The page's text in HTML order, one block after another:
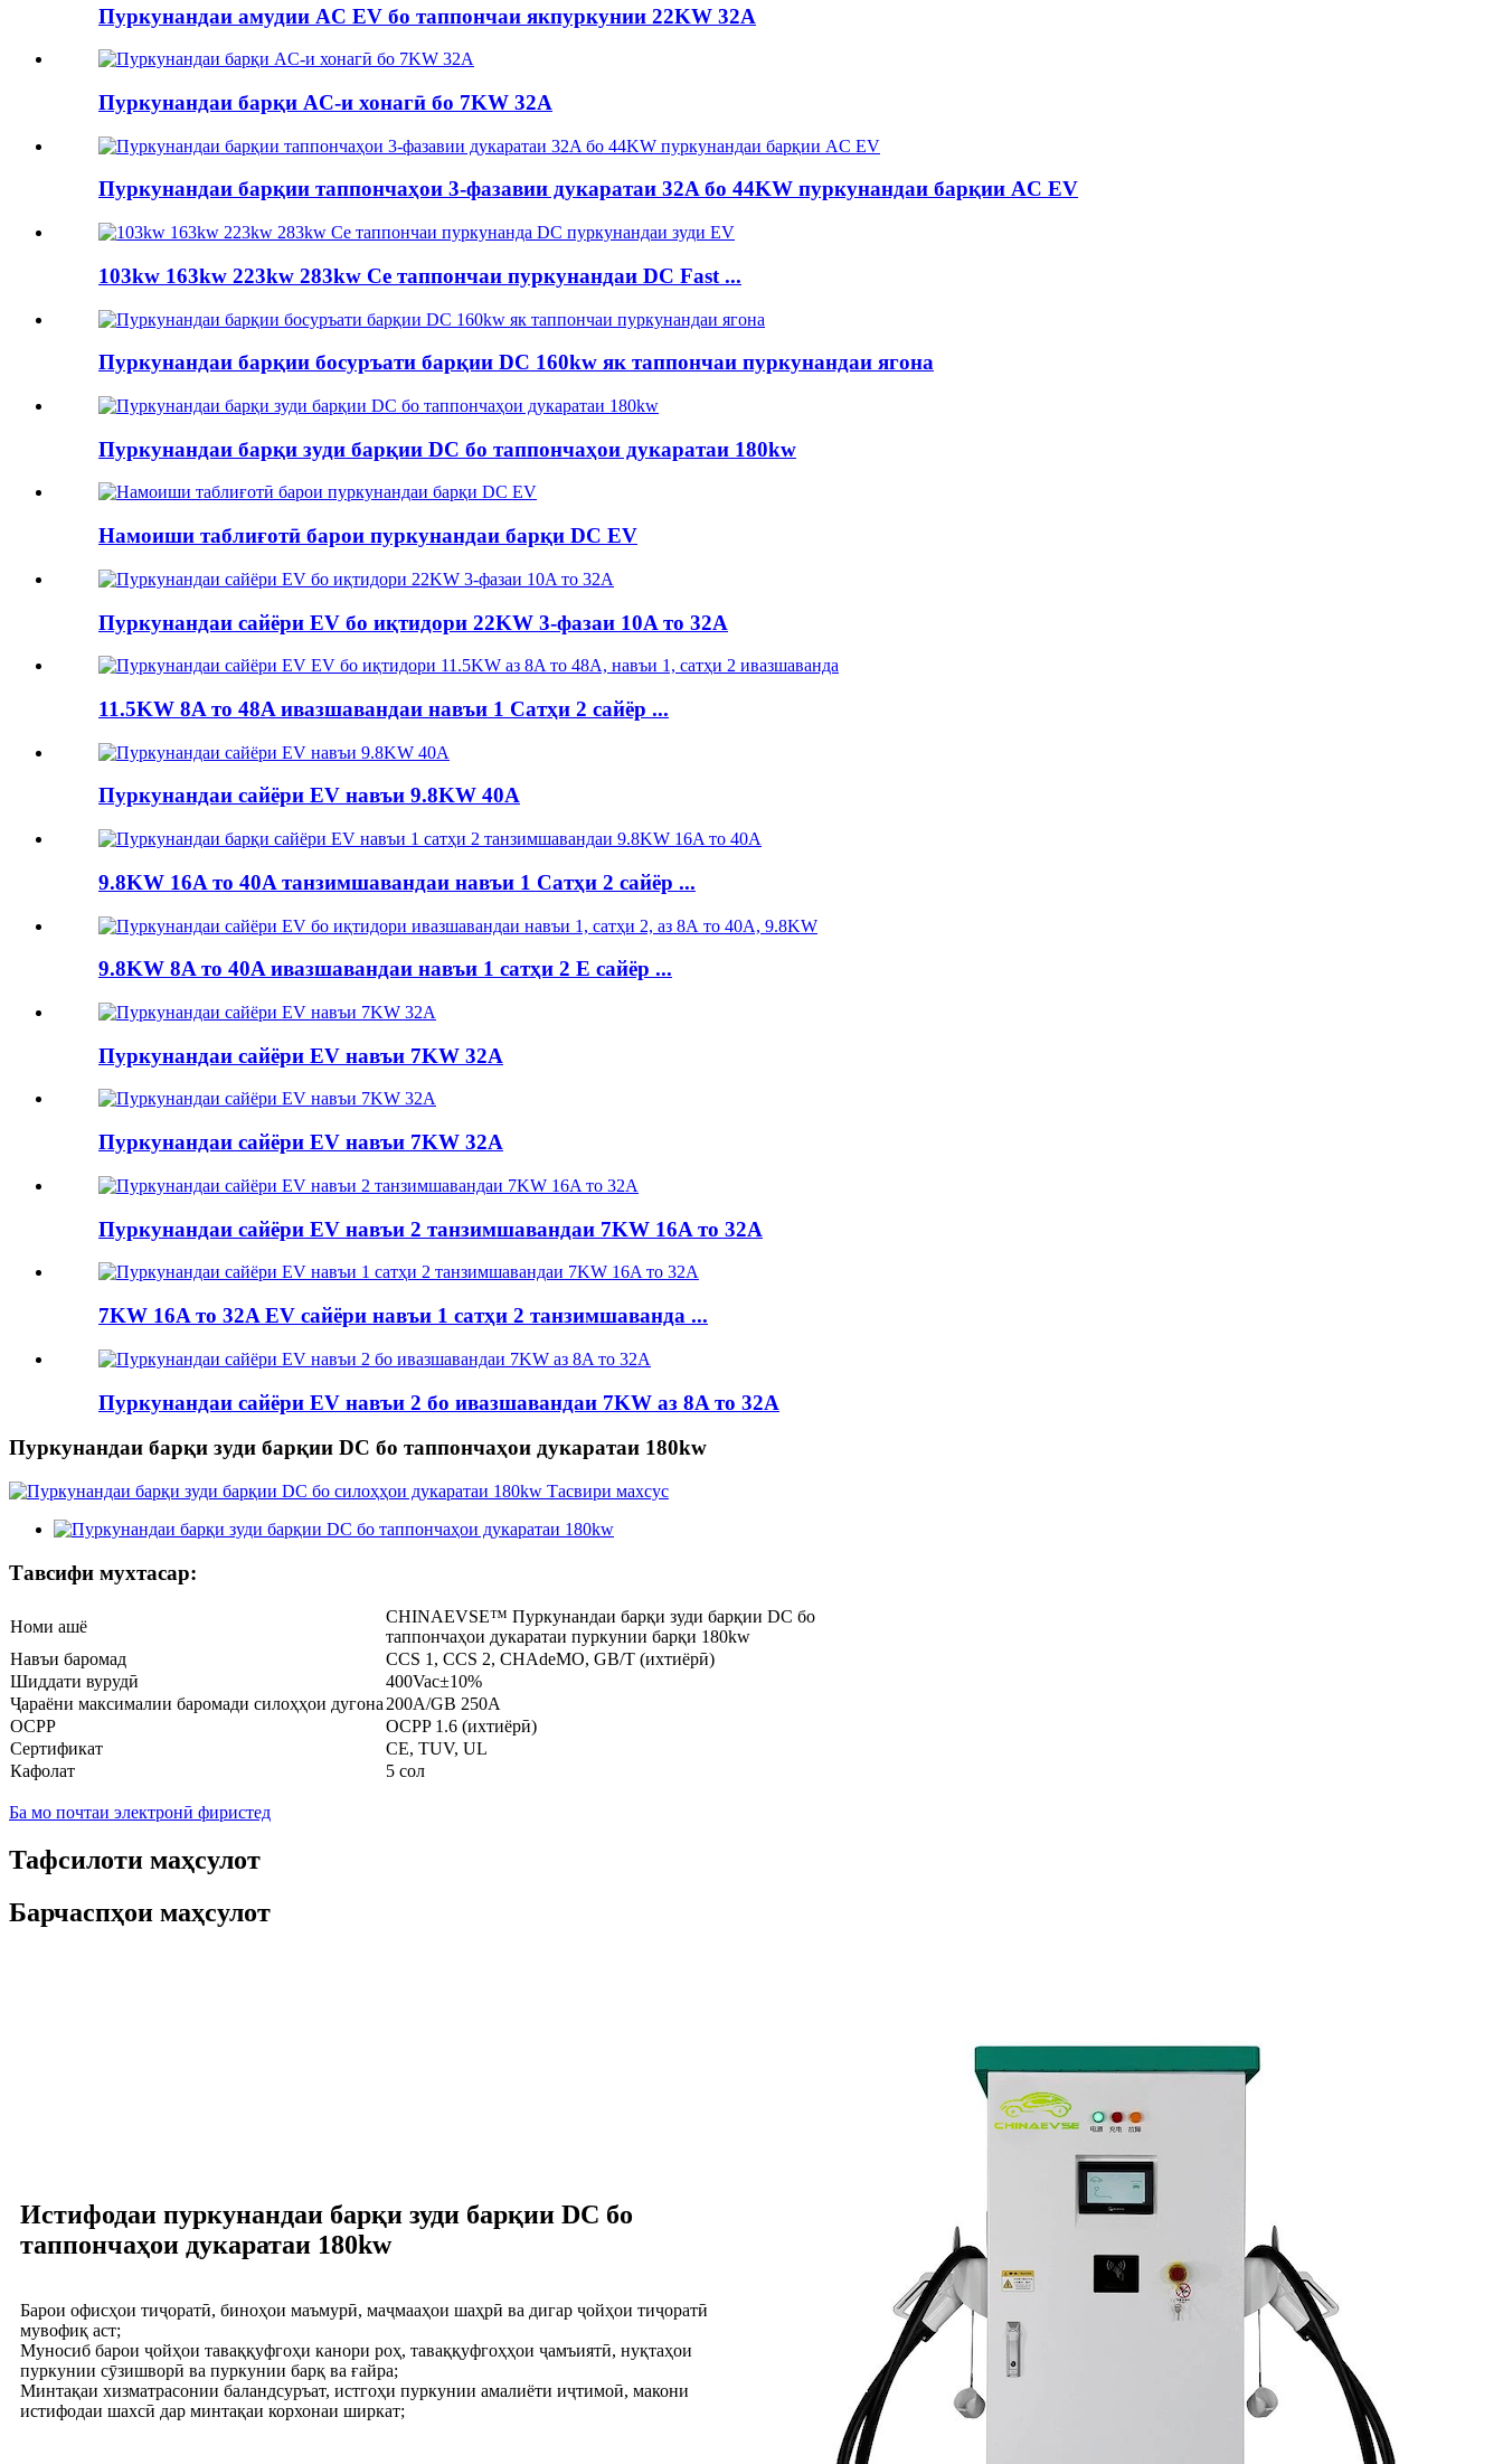
Пуркунандаи амудии AC EV бо таппончаи якпуркунии 22KW 32A
Пуркунандаи барқи AC-и хонагӣ бо 7KW 32A
Пуркунандаи барқии таппончаҳои 3-фазавии дукаратаи 32A бо 44KW пуркунандаи барқии AC EV
103kw 163kw 223kw 283kw Се таппончаи пуркунандаи DC Fast ...
Пуркунандаи барқии босуръати барқии DC 160kw як таппончаи пуркунандаи ягона
Пуркунандаи барқи зуди барқии DC бо таппончаҳои дукаратаи 180kw
Намоиши таблиғотӣ барои пуркунандаи барқи DC EV
Пуркунандаи сайёри EV бо иқтидори 22KW 3-фазаи 10A то 32A
11.5KW 8A то 48A ивазшавандаи навъи 1 Сатҳи 2 сайёр ...
Пуркунандаи сайёри EV навъи 9.8KW 40A
9.8KW 16A то 40A танзимшавандаи навъи 1 Сатҳи 2 сайёр ...
9.8KW 8A то 40A ивазшавандаи навъи 1 сатҳи 2 E сайёр ...
Пуркунандаи сайёри EV навъи 7KW 32A
Пуркунандаи сайёри EV навъи 7KW 32A
Пуркунандаи сайёри EV навъи 2 танзимшавандаи 7KW 16A то 32A
7KW 16A то 32A EV сайёри навъи 1 сатҳи 2 танзимшаванда ...
Пуркунандаи сайёри EV навъи 2 бо ивазшавандаи 7KW аз 8A то 32A
Пуркунандаи барқи зуди барқии DC бо таппончаҳои дукаратаи 180kw
Тавсифи мухтасар:
Номи ашё
CHINAEVSE™️ Пуркунандаи барқи зуди барқии DC бо
таппончаҳои дукаратаи пуркунии барқи 180kw
Навъи баромад
CCS 1, CCS 2, CHAdeMO, GB/T (ихтиёрӣ)
Шиддати вурудӣ
400Vac±10%
Ҷараёни максималии баромади силоҳҳои дугона 200A/GB 250A
OCPP
OCPP 1.6 (ихтиёрӣ)
Сертификат
CE, TUV, UL
Кафолат
5 сол
Ба мо почтаи электронӣ фиристед
Тафсилоти маҳсулот
Барчаспҳои маҳсулот
Истифодаи пуркунандаи барқи зуди барқии DC бо
таппончаҳои дукаратаи 180kw
Барои офисҳои тиҷоратӣ, биноҳои маъмурӣ, маҷмааҳои шаҳрӣ ва дигар ҷойҳои тиҷоратӣ
мувофиқ аст;
Муносиб барои ҷойҳои таваққуфгоҳи канори роҳ, таваққуфгоҳҳои ҷамъиятӣ, нуқтаҳои
пуркунии сӯзишворӣ ва пуркунии барқ ​​ва ғайра;
Минтақаи хизматрасонии баландсуръат, истгоҳи пуркунии амалиёти иҷтимоӣ, макони
истифодаи шахсӣ дар минтақаи корхонаи ширкат;